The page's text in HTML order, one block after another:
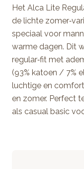
Het Alca Lite
de lichte
speciaal voor
warme dagen. Dit
regular‑fit met
(93% katoen / 7%
luchtige en
en zomer. Perfect
als casual basic